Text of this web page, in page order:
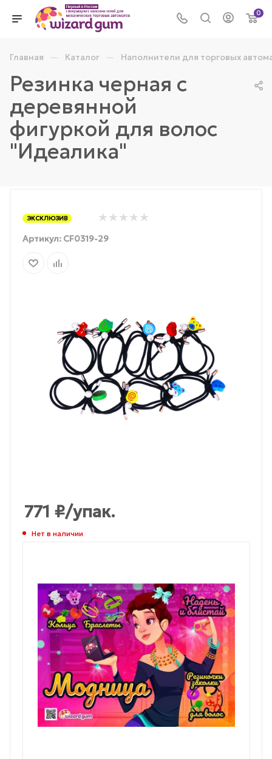
0
Главная — Каталог — Наполнители для торговых
Резинка черная с
деревянной
фигуркой для волос
"Идеалика"
ЭКСКЛЮЗИВ
Артикул: CF0319-29
771 ₽/упак.
Нет в наличии